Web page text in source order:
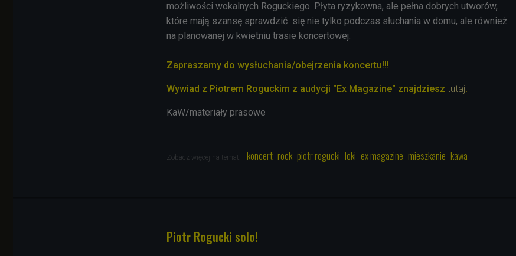
możliwości wokalnych Roguckiego. Płyta ryzykowna, ale pełna dobrych utworów,
które mają szansę sprawdzić się nie tylko podczas słuchania w domu, ale również
na planowanej w kwietniu trasie koncertowej.
Zapraszamy do wysłuchania/obejrzenia koncertu!!!
Wywiad z Piotrem Roguckim z audycji "Ex Magazine" znajdziesz tutaj.
KaW/materiały prasowe
Zobacz więcej na temat: koncert rock piotr rogucki loki ex magazine mieszkanie kawa
Piotr Rogucki solo!